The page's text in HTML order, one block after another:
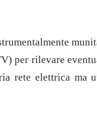
per rilevare
rete elettrica ma